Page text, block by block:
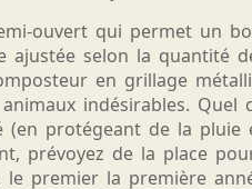
ouvert qui permet un
ajustée selon la quantité
en grillage
indésirables.
(en protégeant de la
prévoyez de la place
le premier la première